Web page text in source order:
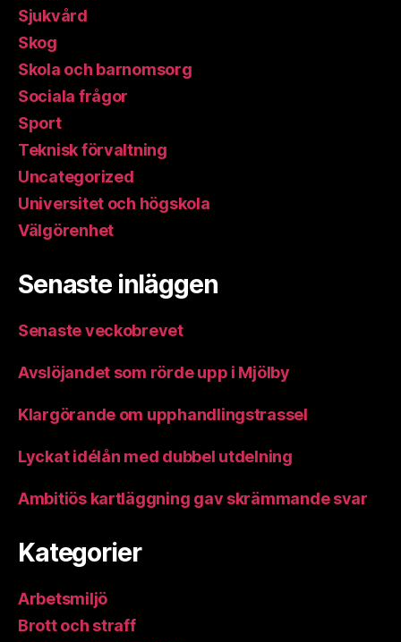
Sjukvård
Skog
Skola och barnomsorg
Sociala frågor
Sport
Teknisk förvaltning
Uncategorized
Universitet och högskola
Välgörenhet
Senaste inläggen
Senaste veckobrevet
Avslöjandet som rörde upp i Mjölby
Klargörande om upphandlingstrassel
Lyckat idélån med dubbel utdelning
Ambitiös kartläggning gav skrämmande svar
Kategorier
Arbetsmiljö
Brott och straff